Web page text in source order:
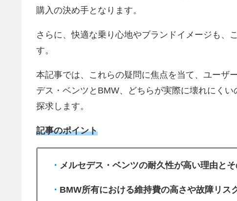
購入の決め手となります。
さらに、快適な乗り心地やブランドイメージも、
す。
本記事では、これらの疑問に焦点を当て、ユーザ
デス・ベンツとBMW、どちらが実際に壊れにく
探求します。
記事のポイント
・ メルセデス・ベンツの耐久性が高い理由と
・ BMW所有における維持費の高さや故障リス